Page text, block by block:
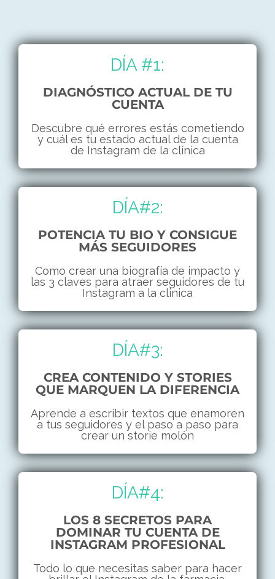
DÍA #1:
DIAGNÓSTICO ACTUAL DE TU
CUENTA
Descubre qué errores estás cometiendo
y cuál es tu estado actual de la cuenta
de Instagram de la clínica
DÍA#2:
POTENCIA TU BIO Y CONSIGUE
MÁS SEGUIDORES
Como crear una biografía de impacto y
las 3 claves para atraer seguidores de tu
Instagram a la clinica
DÍA#3:
CREA CONTENIDO Y STORIES
QUE MARQUEN LA DIFERENCIA
Aprende a escribir textos que enamoren
a tus seguidores y el paso a paso para
crear un storie molón
DÍA#4:
LOS 8 SECRETOS PARA
DOMINAR TU CUENTA DE
INSTAGRAM PROFESIONAL
Todo lo que necesitas saber para hacer